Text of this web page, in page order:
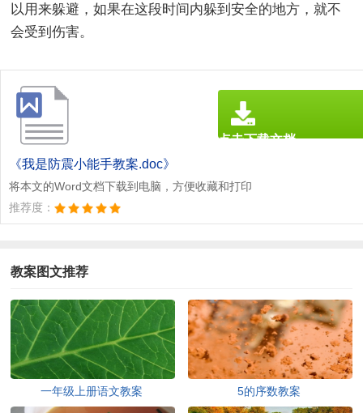
以用来躲避，如果在这段时间内躲到安全的地方，就不
会受到伤害。
《我是防震小能手教案.doc》
将本文的Word文档下载到电脑，方便收藏和打印
推荐度：
点击下载文档
教案图文推荐
一年级上册语文教案 5的序数教案